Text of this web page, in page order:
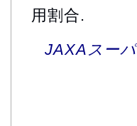
用割合.
JAXAスー